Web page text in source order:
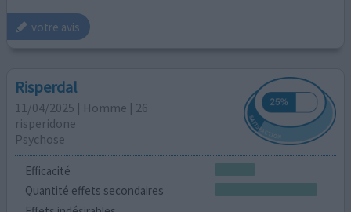
votre avis
Risperdal
11/04/2025 | Homme | 26
risperidone
Psychose
Efficacité
Quantité effets secondaires